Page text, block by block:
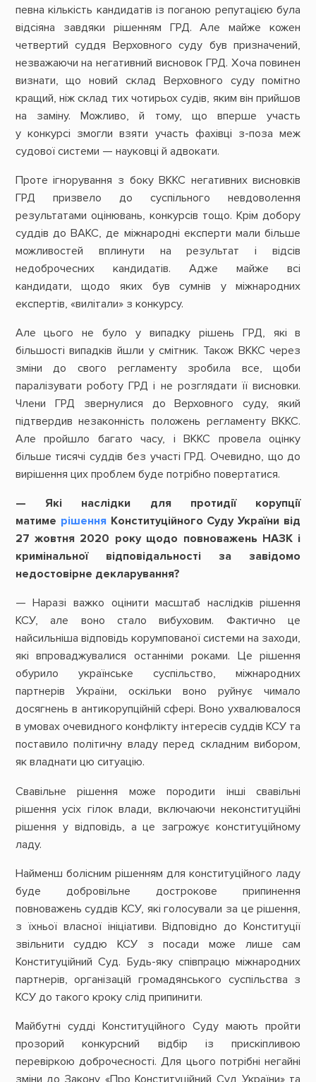
певна кількість кандидатів із поганою репутацією була
відсіяна завдяки рішенням ГРД. Але майже кожен
четвертий суддя Верховного суду був призначений,
незважаючи на негативний висновок ГРД. Хоча повинен
визнати, що новий склад Верховного суду помітно
кращий, ніж склад тих чотирьох судів, яким він прийшов
на заміну. Можливо, й тому, що вперше участь
у конкурсі змогли взяти участь фахівці з-поза меж
судової системи — науковці й адвокати.
Проте ігнорування з боку ВККС негативних висновків
ГРД призвело до суспільного невдоволення
результатами оцінювань, конкурсів тощо. Крім добору
суддів до ВАКС, де міжнародні експерти мали більше
можливостей вплинути на результат і відсів
недоброчесних кандидатів. Адже майже всі
кандидати,
щодо яких був сумнів у міжнародних
експертів, «вилітали» з конкурсу.
Але цього не було у випадку рішень ГРД, які в
більшості випадків йшли у смітник. Також ВККС через
зміни до свого регламенту зробила все, щоби
паралізувати роботу ГРД і не розглядати її висновки.
Члени ГРД звернулися до Верховного суду, який
підтвердив незаконність положень регламенту ВККС.
Але пройшло багато часу, і ВККС провела оцінку
більше тисячі суддів без участі ГРД. Очевидно, що до
вирішення цих проблем буде потрібно повертатися.
— Які наслідки для протидії корупції
матиме рішенняКонституційного Суду України від
27 жовтня 2020 року щодо повноважень НАЗК і
кримінальної відповідальності за завідомо
недостовірне декларування?
— Наразі важко оцінити масштаб наслідків рішення
КСУ, але воно стало вибуховим. Фактично це
найсильніша відповідь корумпованої системи на заходи,
які впроваджувалися останніми роками. Це рішення
обурило українське суспільство, міжнародних
партнерів України, оскільки воно руйнує чимало
досягнень в антикорупційній сфері. Воно ухвалювалося
в умовах очевидного конфлікту інтересів суддів КСУ та
поставило політичну владу перед складним вибором,
як владнати цю ситуацію.
Свавільне рішення може породити інші свавільні
рішення усіх гілок влади, включаючи неконституційні
рішення у відповідь, а це загрожує конституційному
ладу.
Найменш болісним рішенням для конституційного ладу
буде добровільне дострокове припинення
повноважень суддів КСУ, які голосували за це рішення,
з їхньої власної ініціативи. Відповідно до Конституції
звільнити суддю КСУ з посади може лише сам
Конституційний Суд. Будь-яку співпрацю міжнародних
партнерів, організацій громадянського суспільства з
КСУ до такого кроку слід припинити.
Майбутні судді Конституційного Суду мають пройти
прозорий конкурсний відбір із прискіпливою
перевіркою доброчесності. Для цього потрібні негайні